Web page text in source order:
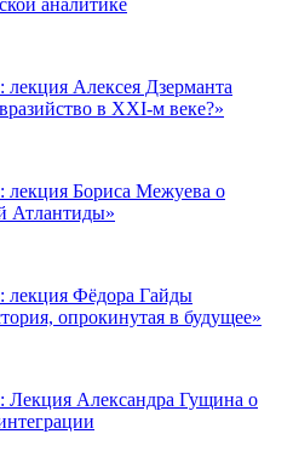
аналитике
лекция Алексея Дзерманта
в XXI-м веке?»
лекция Бориса Межуева о
Атлантиды»
лекция Фёдора Гайды
опрокинутая в будущее»
Лекция Александра Гущина о